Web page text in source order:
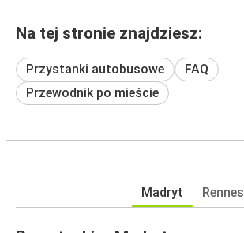
Na tej stronie znajdziesz:
Przystanki autobusowe
FAQ
Przewodnik po mieście
Madryt Rennes